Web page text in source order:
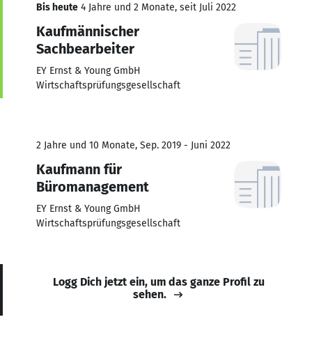
Bis heute 4 Jahre und 2 Monate, seit Juli 2022
Kaufmännischer
Sachbearbeiter
EY Ernst & Young GmbH
Wirtschaftsprüfungsgesellschaft
2 Jahre und 10 Monate, Sep. 2019 - Juni 2022
Kaufmann für
Büromanagement
EY Ernst & Young GmbH
Wirtschaftsprüfungsgesellschaft
Logg Dich jetzt ein, um das ganze Profil zu
sehen.